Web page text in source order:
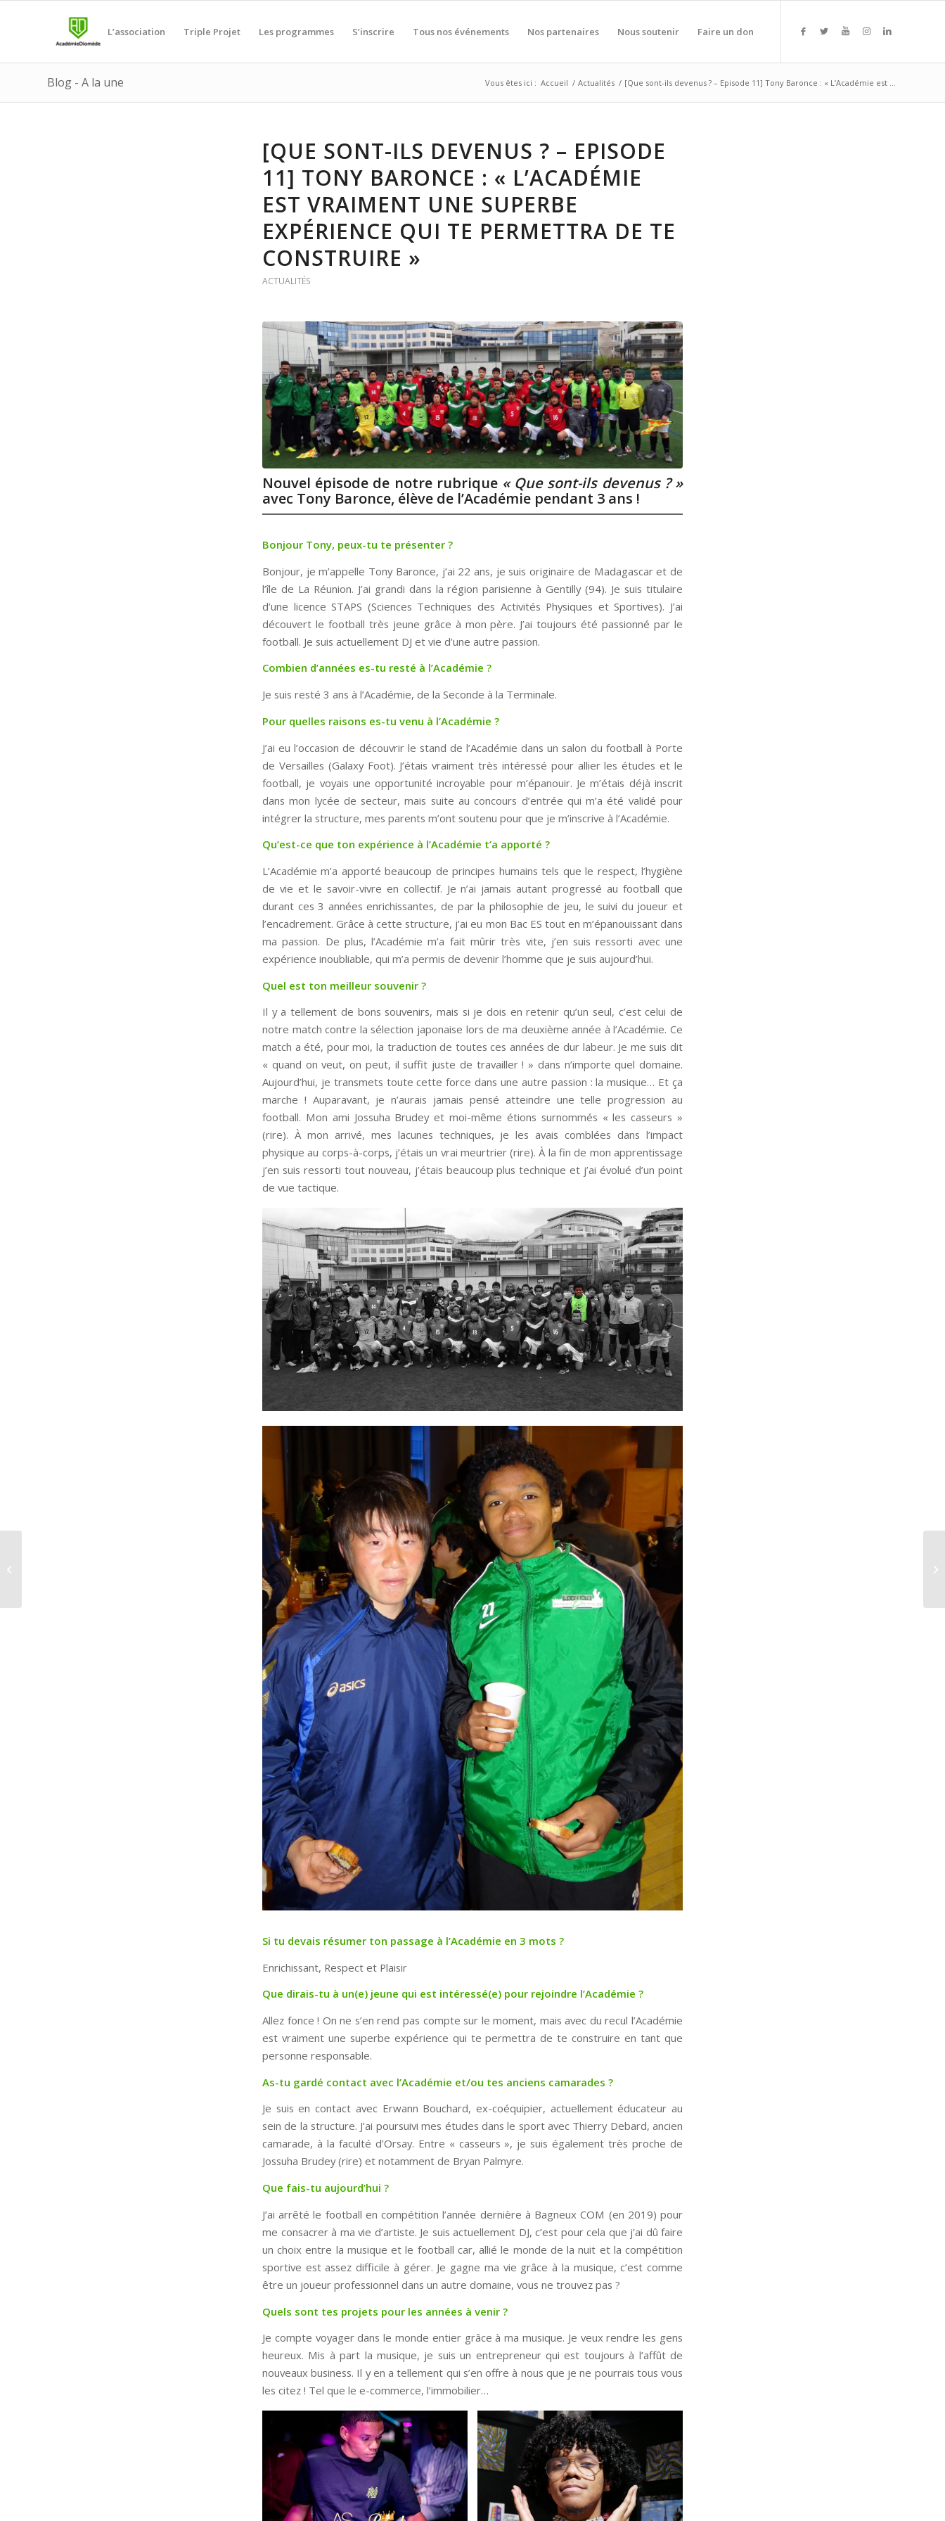
L’association Triple Projet Les programmes S’inscrire Tous nos événements Nos partenaires Nous soutenir Faire un don
Blog - A la une Vous êtes ici : Accueil / Actualités / [Que sont-ils devenus ? – Episode 11] Tony Baronce : « L’Académie est ...
[QUE SONT-ILS DEVENUS ? – EPISODE
11] TONY BARONCE : « L’ACADÉMIE
EST VRAIMENT UNE SUPERBE
EXPÉRIENCE QUI TE PERMETTRA DE TE
CONSTRUIRE »
ACTUALITÉS
Nouvel épisode de notre rubrique « Que sont-ils devenus ? »
avec Tony Baronce, élève de l’Académie pendant 3 ans !
Bonjour Tony, peux-tu te présenter ?
Bonjour, je m’appelle Tony Baronce, j’ai 22 ans, je suis originaire de Madagascar et de
l’île de La Réunion. J’ai grandi dans la région parisienne à Gentilly (94). Je suis titulaire
d’une licence STAPS (Sciences Techniques des Activités Physiques et Sportives). J’ai
découvert le football très jeune grâce à mon père. J’ai toujours été passionné par le
football. Je suis actuellement DJ et vie d’une autre passion.
Combien d’années es-tu resté à l’Académie ?
Je suis resté 3 ans à l’Académie, de la Seconde à la Terminale.
Pour quelles raisons es-tu venu à l’Académie ?
J’ai eu l’occasion de découvrir le stand de l’Académie dans un salon du football à Porte
de Versailles (Galaxy Foot). J’étais vraiment très intéressé pour allier les études et le
football, je voyais une opportunité incroyable pour m’épanouir. Je m’étais déjà inscrit
dans mon lycée de secteur, mais suite au concours d’entrée qui m’a été validé pour
intégrer la structure, mes parents m’ont soutenu pour que je m’inscrive à l’Académie.
Qu’est-ce que ton expérience à l’Académie t’a apporté ?
L’Académie m’a apporté beaucoup de principes humains tels que le respect, l’hygiène
de vie et le savoir-vivre en collectif. Je n’ai jamais autant progressé au football que
durant ces 3 années enrichissantes, de par la philosophie de jeu, le suivi du joueur et
l’encadrement. Grâce à cette structure, j’ai eu mon Bac ES tout en m’épanouissant dans
ma passion. De plus, l’Académie m’a fait mûrir très vite, j’en suis ressorti avec une
expérience inoubliable, qui m’a permis de devenir l’homme que je suis aujourd’hui.
Quel est ton meilleur souvenir ?
Il y a tellement de bons souvenirs, mais si je dois en retenir qu’un seul, c’est celui de
notre match contre la sélection japonaise lors de ma deuxième année à l’Académie. Ce
match a été, pour moi, la traduction de toutes ces années de dur labeur. Je me suis dit
« quand on veut, on peut, il suffit juste de travailler ! » dans n’importe quel domaine.
Aujourd’hui, je transmets toute cette force dans une autre passion : la musique… Et ça
marche ! Auparavant, je n’aurais jamais pensé atteindre une telle progression au
football. Mon ami Jossuha Brudey et moi-même étions surnommés « les casseurs »
(rire). À mon arrivé, mes lacunes techniques, je les avais comblées dans l’impact
physique au corps-à-corps, j’étais un vrai meurtrier (rire). À la fin de mon apprentissage
j’en suis ressorti tout nouveau, j’étais beaucoup plus technique et j’ai évolué d’un point
de vue tactique.
Si tu devais résumer ton passage à l’Académie en 3 mots ?
Enrichissant, Respect et Plaisir
Que dirais-tu à un(e) jeune qui est intéressé(e) pour rejoindre l’Académie ?
Allez fonce ! On ne s’en rend pas compte sur le moment, mais avec du recul l’Académie
est vraiment une superbe expérience qui te permettra de te construire en tant que
personne responsable.
As-tu gardé contact avec l’Académie et/ou tes anciens camarades ?
Je suis en contact avec Erwann Bouchard, ex-coéquipier, actuellement éducateur au
sein de la structure. J’ai poursuivi mes études dans le sport avec Thierry Debard, ancien
camarade, à la faculté d’Orsay. Entre « casseurs », je suis également très proche de
Jossuha Brudey (rire) et notamment de Bryan Palmyre.
Que fais-tu aujourd’hui ?
J’ai arrêté le football en compétition l’année dernière à Bagneux COM (en 2019) pour
me consacrer à ma vie d’artiste. Je suis actuellement DJ, c’est pour cela que j’ai dû faire
un choix entre la musique et le football car, allié le monde de la nuit et la compétition
sportive est assez difficile à gérer. Je gagne ma vie grâce à la musique, c’est comme
être un joueur professionnel dans un autre domaine, vous ne trouvez pas ?
Quels sont tes projets pour les années à venir ?
Je compte voyager dans le monde entier grâce à ma musique. Je veux rendre les gens
heureux. Mis à part la musique, je suis un entrepreneur qui est toujours à l’affût de
nouveaux business. Il y en a tellement qui s’en offre à nous que je ne pourrais tous vous
les citez ! Tel que le e-commerce, l’immobilier…